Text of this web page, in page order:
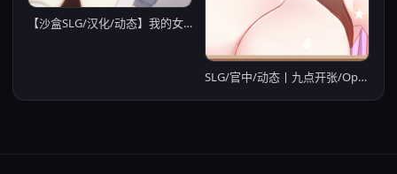
【沙盒SLG/汉化/动态】我的女仆梦 电羊 v0.3.4 汉化版【1.8G】【20230501】
SLG/官中/动态丨九点开张/Open At Nine v20251226 官方中文 【20251229】